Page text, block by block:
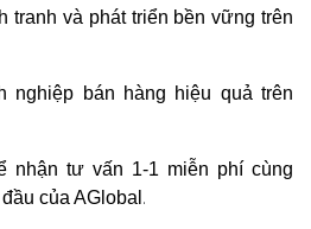
tranh và phát triển bền vững trên
nghiệp bán hàng hiệu quả trên
nhận tư vấn 1-1 miễn phí cùng
của AGlobal .